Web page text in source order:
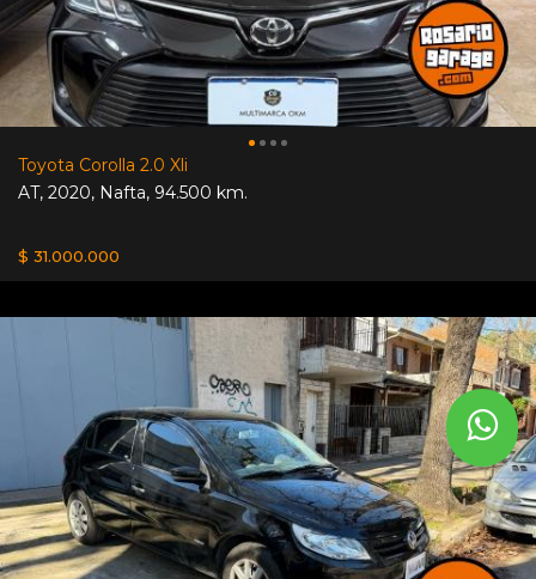
Toyota Corolla 2.0 Xli
AT, 2020, Nafta, 94.500 km.
$ 31.000.000